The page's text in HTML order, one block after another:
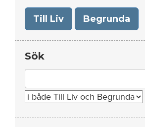
Till Liv Begrunda
Sök
for: